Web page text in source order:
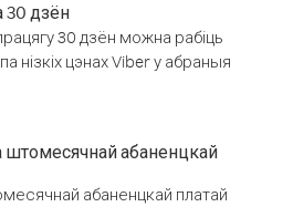
дзён
30 дзён можна рабіць
нізкіх цэнах Viber у абраныя
абаненцкай
абаненцкай платай